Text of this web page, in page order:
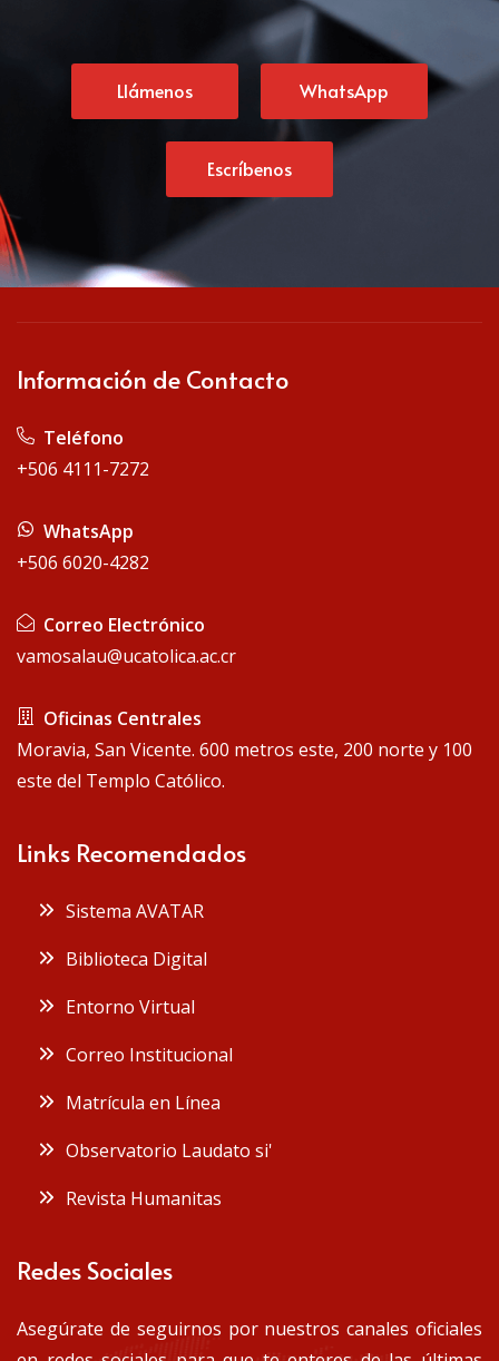
Llámenos WhatsApp
Escríbenos
Información de Contacto
Teléfono
+506 4111-7272
WhatsApp
+506 6020-4282
Correo Electrónico
vamosalau@ucatolica.ac.cr
Oficinas Centrales
Moravia, San Vicente. 600 metros este, 200 norte y 100
este del Templo Católico.
Links Recomendados
Sistema AVATAR
Biblioteca Digital
Entorno Virtual
Correo Institucional
Matrícula en Línea
Observatorio Laudato si'
Revista Humanitas
Redes Sociales
Asegúrate de seguirnos por nuestros canales oficiales